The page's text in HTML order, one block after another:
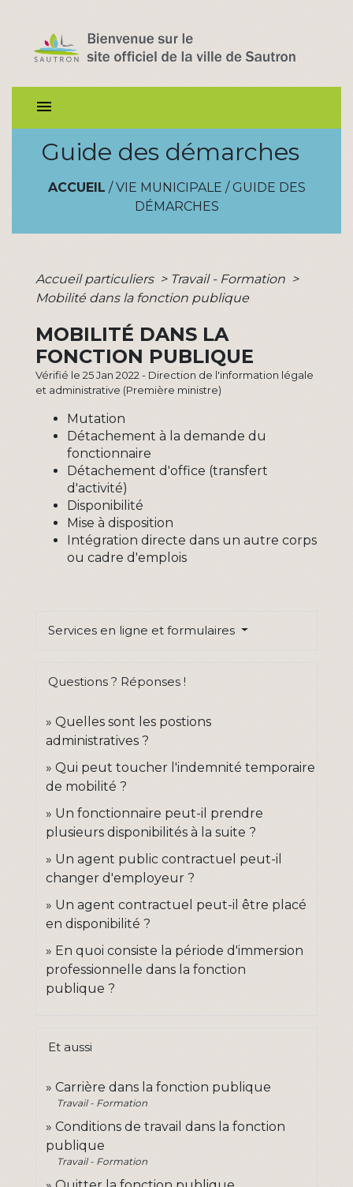
menu
Guide des démarches
ACCUEIL / VIE MUNICIPALE / GUIDE DES
DÉMARCHES
Accueil particuliers > Travail - Formation >
Mobilité dans la fonction publique
MOBILITÉ DANS LA
FONCTION PUBLIQUE
Vérifié le 25 Jan 2022 - Direction de l'information légale
et administrative (Première ministre)
Mutation
Détachement à la demande du
fonctionnaire
Détachement d'office (transfert
d'activité)
Disponibilité
Mise à disposition
Intégration directe dans un autre corps
ou cadre d'emplois
Services en ligne et formulaires
Questions ? Réponses !
Quelles sont les postions
administratives ?
Qui peut toucher l'indemnité temporaire
de mobilité ?
Un fonctionnaire peut-il prendre
plusieurs disponibilités à la suite ?
Un agent public contractuel peut-il
changer d'employeur ?
Un agent contractuel peut-il être placé
en disponibilité ?
En quoi consiste la période d'immersion
professionnelle dans la fonction
publique ?
Et aussi
Carrière dans la fonction publique
Travail - Formation
Conditions de travail dans la fonction
publique
Travail - Formation